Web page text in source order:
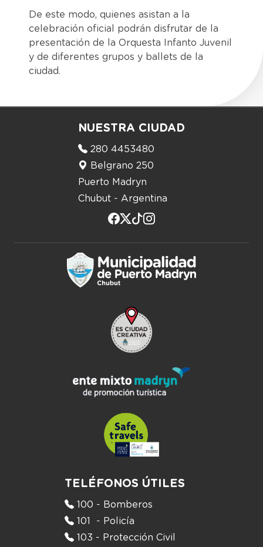
De este modo, quienes asistan a la
celebración oficial podrán disfrutar de la
presentación de la Orquesta Infanto Juvenil
y de diferentes grupos y ballets de la
ciudad.
NUESTRA CIUDAD
280 4453480
Belgrano 250
Puerto Madryn
Chubut - Argentina
TELÉFONOS ÚTILES
100 - Bomberos
101 - Policía
103 - Protección Civil